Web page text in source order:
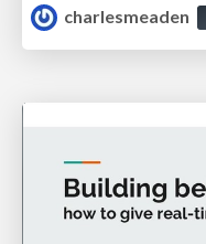
charlesmeaden